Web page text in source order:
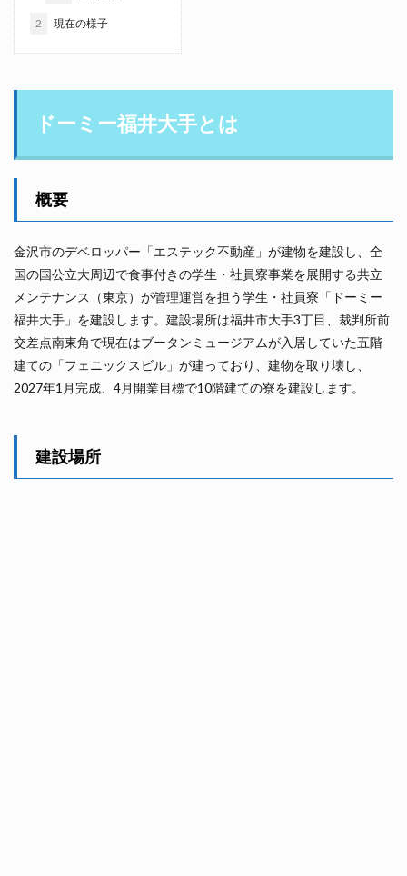
2 現在の様子
ドーミー福井大手とは
概要
金沢市のデベロッパー「エステック不動産」が建物を建設し、全
国の国公立大周辺で食事付きの学生・社員寮事業を展開する共立
メンテナンス（東京）が管理運営を担う学生・社員寮「ドーミー
福井大手」を建設します。建設場所は福井市大手3丁目、裁判所前
交差点南東角で現在はブータンミュージアムが入居していた五階
建ての「フェニックスビル」が建っており、建物を取り壊し、
2027年1月完成、4月開業目標で10階建ての寮を建設します。
建設場所